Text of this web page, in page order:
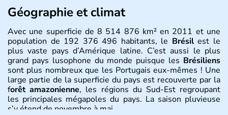
Géographie et climat
Avec une superficie de 8 514 876 km² en 2011 et une
population de 192 376 496 habitants, le Brésilest le
plus vaste pays d’Amérique latine. C’est aussi le plus
grand pays lusophone du monde puisque les Brésiliens
sont plus nombreux que les Portugais eux-mêmes ! Une
large partie de la superficie du pays est recouverte par la
forêt amazonienne, les régions du Sud-Est regroupant
les principales mégapoles du pays. La saison pluvieuse
s’y étend de novembre à mai.